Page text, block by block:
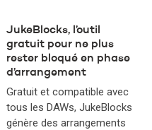
JukeBlocks, l’outil
gratuit pour ne plus
rester bloqué en phase
d’arrangement
Gratuit et compatible avec
tous les DAWs, JukeBlocks
génère des arrangements